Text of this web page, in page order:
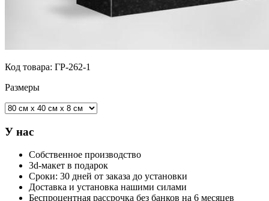
Код товара: ГР-262-1
Размеры
У нас
Собственное производство
3d-макет в подарок
Сроки: 30 дней от заказа до установки
Доставка и установка нашими силами
Беспроцентная рассрочка без банков на 6 месяцев